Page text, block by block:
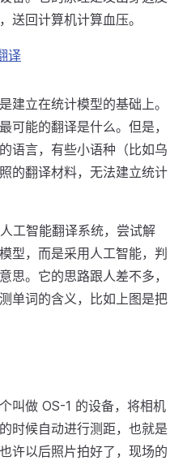
送回计算机计算血压。
译
建立在统计模型的基础上。
可能的翻译是什么。但是，
语言，有些小语种（比如乌
的翻译材料，无法建立统计
工智能翻译系统，尝试解
型，而是采用人工智能，判
思。它的思路跟人差不多，
单词的含义，比如上图是把
叫做 OS-1 的设备，将相机
时候自动进行测距，也就是
许以后照片拍好了，现场的